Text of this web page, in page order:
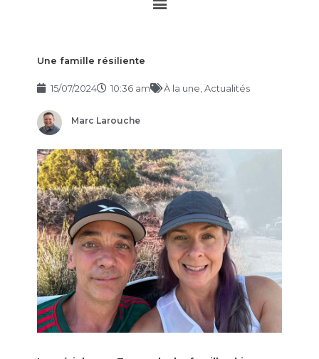
Une famille résiliente
15/07/2024 10:36 am À la une Actualités
Marc Larouche